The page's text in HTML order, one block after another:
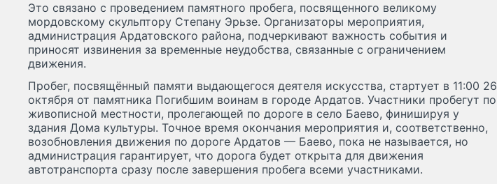
Это связано с проведением памятного пробега, посвященного великому
мордовскому скульптору Степану Эрьзе. Организаторы мероприятия,
администрация Ардатовского района, подчеркивают важность события и
приносят извинения за временные неудобства, связанные с ограничением
движения.
Пробег, посвящённый памяти выдающегося деятеля искусства, стартует в 11:00 26
октября от памятника Погибшим воинам в городе Ардатов. Участники пробегут по
живописной местности, пролегающей по дороге в село Баево, финишируя у
здания Дома культуры. Точное время окончания мероприятия и, соответственно,
возобновления движения по дороге Ардатов — Баево, пока не называется, но
администрация гарантирует, что дорога будет открыта для движения
автотранспорта сразу после завершения пробега всеми участниками.